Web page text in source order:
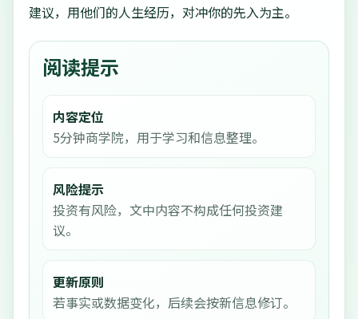
建议，用他们的人生经历，对冲你的先入为主。
阅读提示
内容定位
5分钟商学院，用于学习和信息整理。
风险提示
投资有风险，文中内容不构成任何投资建
议。
更新原则
若事实或数据变化，后续会按新信息修订。